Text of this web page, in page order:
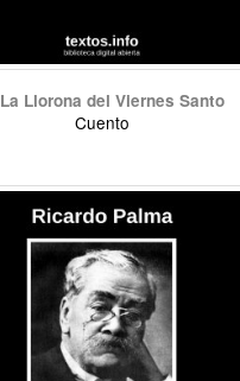
La Llorona del Viernes Santo
Cuento